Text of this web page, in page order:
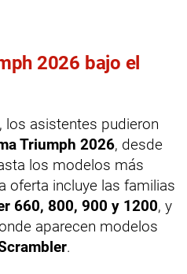
2026 bajo el
los asistentes pudieron
Triumph 2026, desde
los modelos más
oferta incluye las familias
660, 800, 900 y 1200, y
aparecen modelos
.